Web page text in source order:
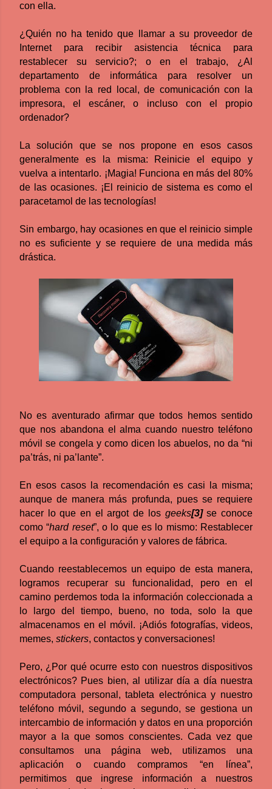
con ella.
¿Quién no ha tenido que llamar a su proveedor de
Internet para recibir asistencia técnica para
restablecer su servicio?; o en el trabajo, ¿Al
departamento de informática para resolver un
problema con la red local, de comunicación con la
impresora, el escáner, o incluso con el propio
ordenador?
La solución que se nos propone en esos casos
generalmente es la misma: Reinicie el equipo y
vuelva a intentarlo. ¡Magia! Funciona en más del 80%
de las ocasiones. ¡El reinicio de sistema es como el
paracetamol de las tecnologías!
Sin embargo, hay ocasiones en que el reinicio simple
no es suficiente y se requiere de una medida más
drástica.
No es aventurado afirmar que todos hemos sentido
que nos abandona el alma cuando nuestro teléfono
móvil se congela y como dicen los abuelos, no da “ni
pa’trás, ni pa’lante”.
En esos casos la recomendación es casi la misma;
aunque de manera más profunda, pues se requiere
hacer lo que en el argot de los geeks[3]se conoce
como “hard reset”, o lo que es lo mismo: Restablecer
el equipo a la configuración y valores de fábrica.
Cuando reestablecemos un equipo de esta manera,
logramos recuperar su funcionalidad, pero en el
camino perdemos toda la información coleccionada a
lo largo del tiempo, bueno, no toda, solo la que
almacenamos en el móvil. ¡Adiós fotografías, videos,
memes, stickers, contactos y conversaciones!
Pero, ¿Por qué ocurre esto con nuestros dispositivos
electrónicos? Pues bien, al utilizar día a día nuestra
computadora personal, tableta electrónica y nuestro
teléfono móvil, segundo a segundo, se gestiona un
intercambio de información y datos en una proporción
mayor a la que somos conscientes. Cada vez que
consultamos una página web, utilizamos una
aplicación o cuando compramos “en línea”,
permitimos que ingrese información a nuestros